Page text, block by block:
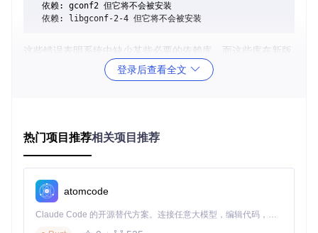
  依赖: gconf2 但它将不会被安装
这些错误表明系统中缺少某些必要的依赖库，而这些库在新版
本的Ubuntu中已经被移除或替换。
件。Ubuntu 24.10已经移除了对旧版GNOME配置系统(gconf)
的支持，转而使用更新的dconf系统。而Balena Etcher的.deb
安装包仍然依赖这些已被弃用的库，导致了安装失败。
解决方案：3种替代安装方法
方案A：AppImage使用教程
登录后查看全文
热门项目推荐相关项目推荐
atomcode
Claude Code 的开源替代方案。连接任意大模型，编辑代码，运行命令，自动验证 — 全自动执行。用 Rust 构建，极致性能。 ｜ An open-source alternative to Claude Code. Connect any LLM, edit code, run commands, and verify changes — autonomously. Built in Rust for speed. Get Started